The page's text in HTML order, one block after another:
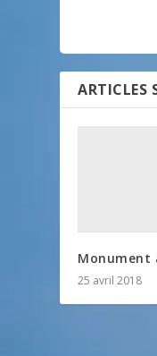
ARTICLES
Monument
25 avril 2018